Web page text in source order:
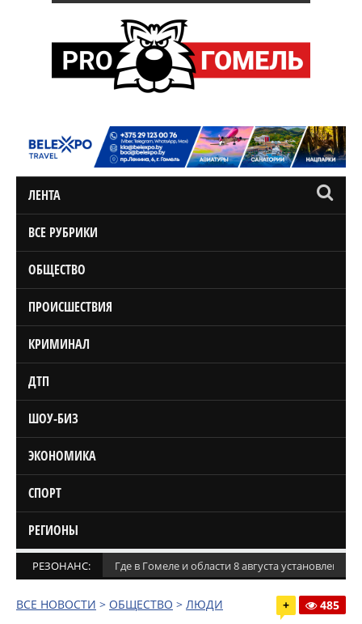
ЛЕНТА
ВСЕ РУБРИКИ
ОБЩЕСТВО
ПРОИСШЕСТВИЯ
КРИМИНАЛ
ДТП
ШОУ-БИЗ
ЭКОНОМИКА
СПОРТ
РЕГИОНЫ
РЕЗОНАНС: Где в Гомеле и области 8 августа установлены
ВСЕ НОВОСТИ > ОБЩЕСТВО > ЛЮДИ + 485